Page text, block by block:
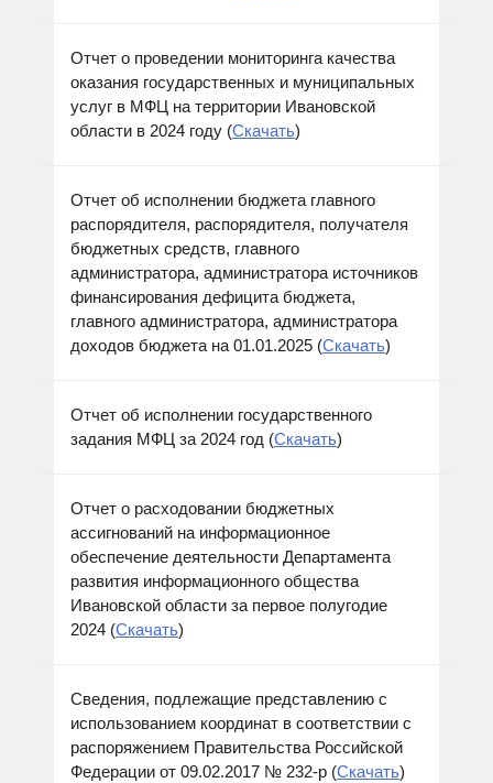
Отчет о проведении мониторинга качества
оказания государственных и муниципальных
услуг в МФЦ на территории Ивановской
области в 2024 году (Скачать)
Отчет об исполнении бюджета главного
распорядителя, распорядителя, получателя
бюджетных средств, главного
администратора, администратора источников
финансирования дефицита бюджета,
главного администратора, администратора
доходов бюджета на 01.01.2025 (Скачать)
Отчет об исполнении государственного
задания МФЦ за 2024 год (Скачать)
Отчет о расходовании бюджетных
ассигнований на информационное
обеспечение деятельности Департамента
развития информационного общества
Ивановской области за первое полугодие
2024 (Скачать)
Сведения, подлежащие представлению с
использованием координат в соответствии с
распоряжением Правительства Российской
Федерации от 09.02.2017 № 232-р (Скачать)